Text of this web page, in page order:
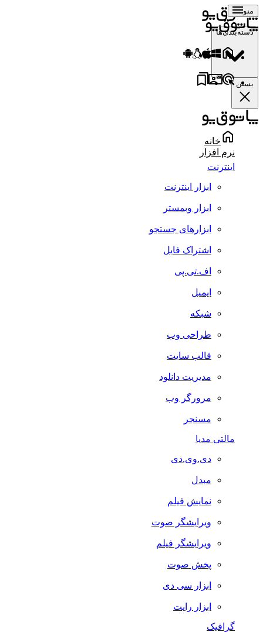
منو
دسته‌بندی‌ها
بستن
خانه
نرم افزار
اینترنت
ابزار اینترنت
ابزار وبمستر
ابزارهای جستجو
اشتراک فایل
اف.تی.پی
ایمیل
شبکه
طراحی وب
قالب سایت
مدیریت دانلود
مرورگر وب
مسنجر
مالتی مدیا
دی.وی.دی
مبدل
نمایش فیلم
ویرایشگر صوت
ویرایشگر فیلم
پخش صوت
ابزار سی دی
ابزار رایت
گرافیک